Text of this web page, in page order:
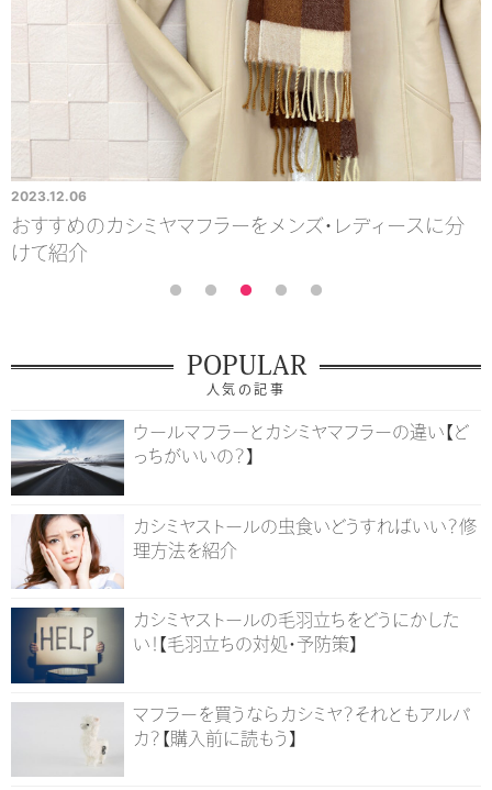
2023.12.06
おすすめのカシミヤマフラーをメンズ・レディースに分
けて紹介
POPULAR
人気の記事
ウールマフラーとカシミヤマフラーの違い【ど
っちがいいの？】
カシミヤストールの虫食いどうすればいい？修
理方法を紹介
カシミヤストールの毛羽立ちをどうにかした
い！【毛羽立ちの対処・予防策】
マフラーを買うならカシミヤ？それともアルパ
カ？【購入前に読もう】